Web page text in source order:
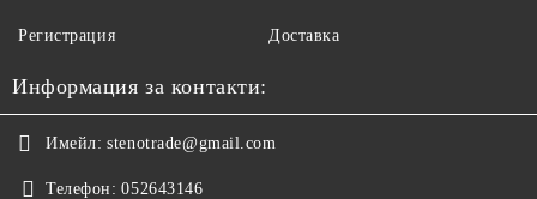
Регистрация Доставка
Информация за контакти:
Имейл: stenotrade@gmail.com
Телефон: 052643146